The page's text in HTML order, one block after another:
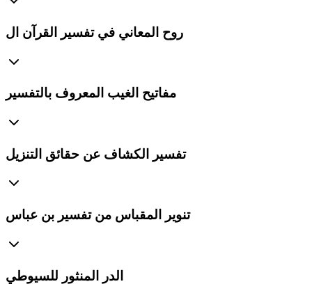
روح المعاني في تفسير القرآن ال
مفاتيح الغيب المعروف بالتفسير
تفسير الكشاف عن حقائق التنزيل
تنوير المقباس من تفسير بن عباس
الدر المنثور للسيوطي